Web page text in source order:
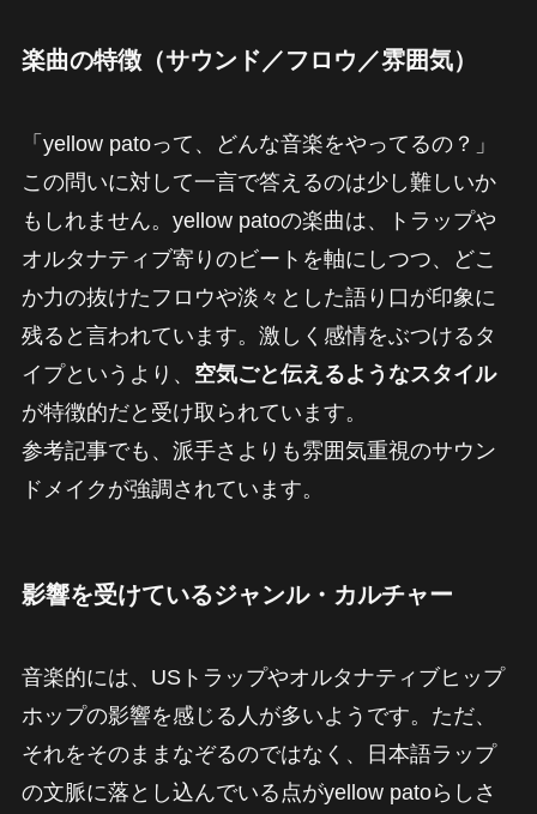
楽曲の特徴（サウンド／フロウ／雰囲気）
「yellow patoって、どんな音楽をやってるの？」
この問いに対して一言で答えるのは少し難しいか
もしれません。yellow patoの楽曲は、トラップや
オルタナティブ寄りのビートを軸にしつつ、どこ
か力の抜けたフロウや淡々とした語り口が印象に
残ると言われています。激しく感情をぶつけるタ
イプというより、 空気ごと伝えるようなスタイル
が特徴的だと受け取られています。
参考記事でも、派手さよりも雰囲気重視のサウン
ドメイクが強調されています。
影響を受けているジャンル・カルチャー
音楽的には、USトラップやオルタナティブヒップ
ホップの影響を感じる人が多いようです。ただ、
それをそのままなぞるのではなく、日本語ラップ
の文脈に落とし込んでいる点がyellow patoらしさ